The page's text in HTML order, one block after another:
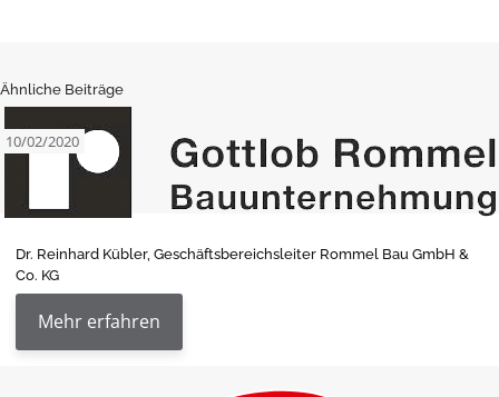
Ähnliche Beiträge
10/02/2020
Dr. Reinhard Kübler, Geschäftsbereichsleiter Rommel Bau GmbH &
Co. KG
Mehr erfahren